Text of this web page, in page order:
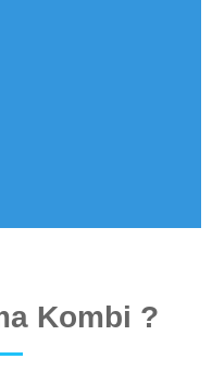
Kombi ?